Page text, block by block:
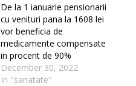
De la 1 ianuarie pensionarii
cu venituri pana la 1608 lei
vor beneficia de
medicamente compensate
in procent de 90%
December 30, 2022
In "sanatate"